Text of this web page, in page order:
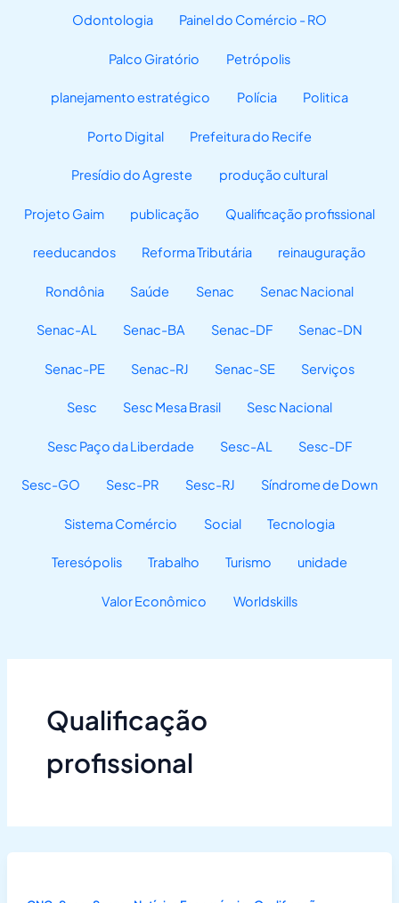
Odontologia Painel do Comércio - RO
Palco Giratório Petrópolis
planejamento estratégico Polícia Politica
Porto Digital Prefeitura do Recife
Presídio do Agreste produção cultural
Projeto Gaim publicação Qualificação profissional
reeducandos Reforma Tributária reinauguração
Rondônia Saúde Senac Senac Nacional
Senac-AL Senac-BA Senac-DF Senac-DN
Senac-PE Senac-RJ Senac-SE Serviços
Sesc Sesc Mesa Brasil Sesc Nacional
Sesc Paço da Liberdade Sesc-AL Sesc-DF
Sesc-GO Sesc-PR Sesc-RJ Síndrome de Down
Sistema Comércio Social Tecnologia
Teresópolis Trabalho Turismo unidade
Valor Econômico Worldskills
Qualificação
profissional